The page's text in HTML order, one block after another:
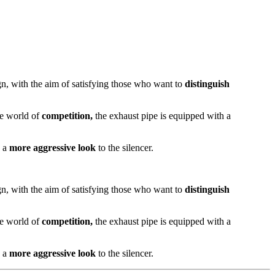
with the aim of satisfying those who want to distinguish
world ofcompetition, the exhaust pipe is equipped with a
more aggressive look to the silencer.
with the aim of satisfying those who want to distinguish
world ofcompetition, the exhaust pipe is equipped with a
more aggressive look to the silencer.